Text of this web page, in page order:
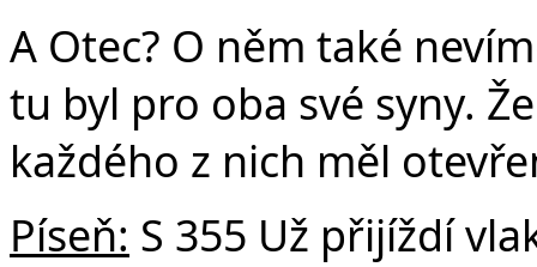
A Otec? O něm také
tu byl pro oba své syny.
každého z nich měl
Píseň: S 355 Už přijíždí